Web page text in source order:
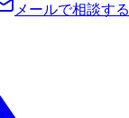
メールで相談する